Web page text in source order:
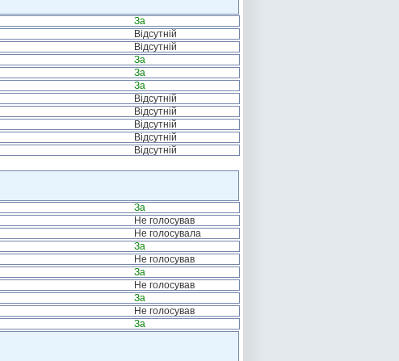
За
Відсутній
Відсутній
За
За
За
Відсутній
Відсутній
Відсутній
Відсутній
Відсутній
За
Не голосував
Не голосувала
За
Не голосував
За
Не голосував
За
Не голосував
За